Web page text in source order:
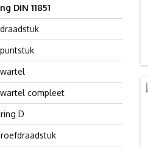
DIN 11851
compleet
D